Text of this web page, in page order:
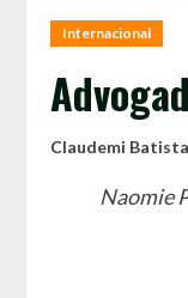
Internacional
Claudemi Batista
Naomie